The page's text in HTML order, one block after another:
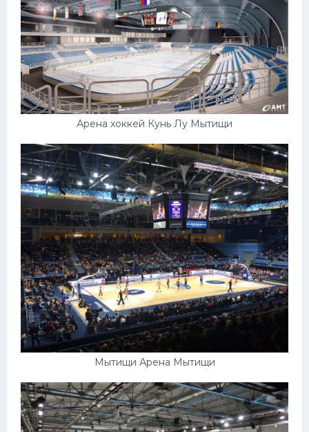
Арена хоккей Кунь Лу Мытищи
Мытищи Арена Мытищи